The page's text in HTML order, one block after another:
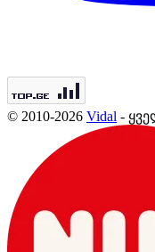
© 2010-2026 Vidal -